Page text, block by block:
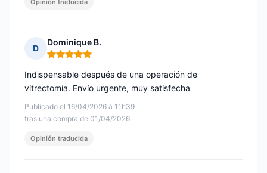
Opinión traducida
D
Dominique B.
Nota: 5 de 5
Publicado el 16/04/2026 à 11h39
tras una compra de 01/04/2026
Indispensable después de una operación de
vitrectomía. Envío urgente, muy satisfecha
Opinión traducida